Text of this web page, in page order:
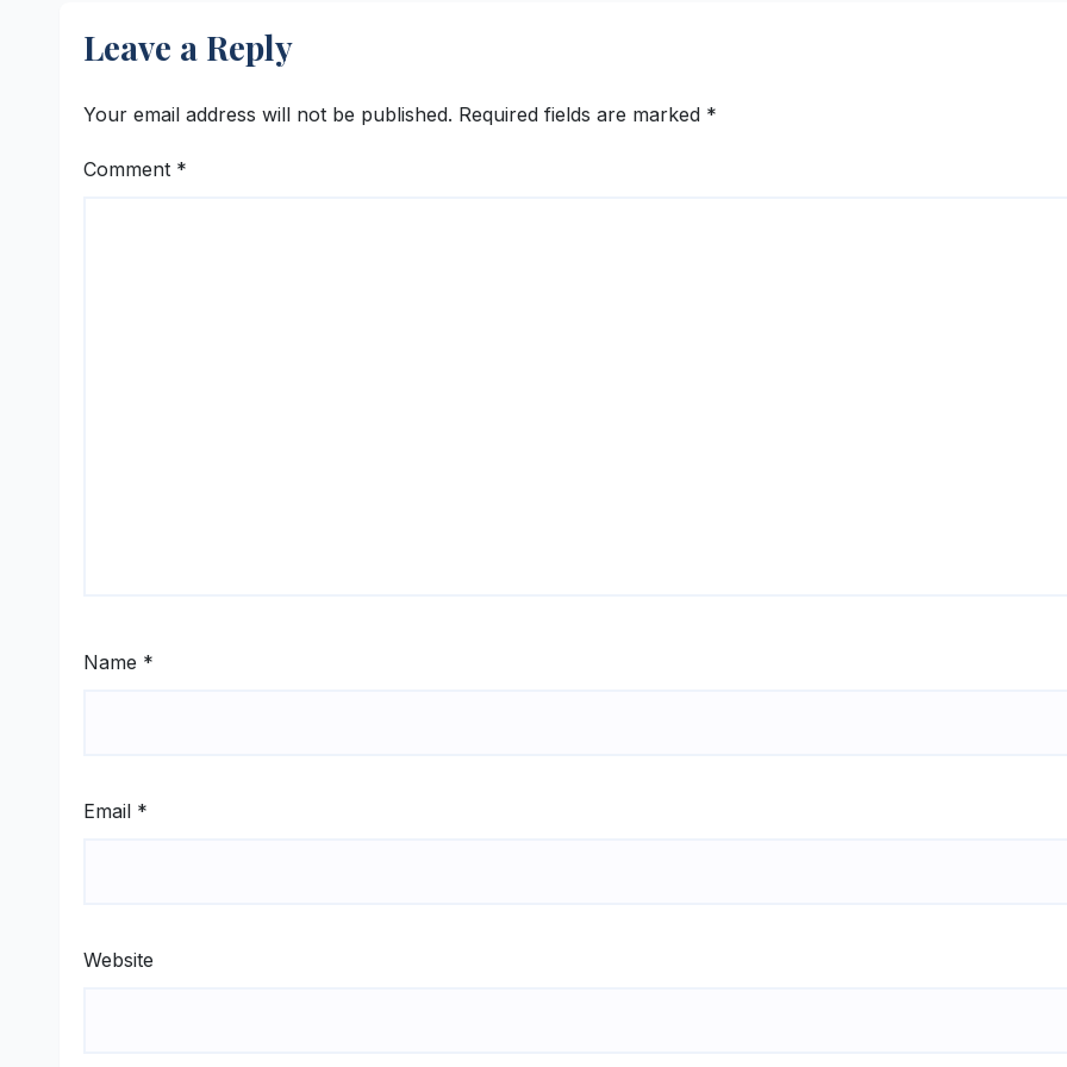
Leave a Reply
Your email address will not be published. Required fields are marked *
Comment *
Name *
Email *
Website